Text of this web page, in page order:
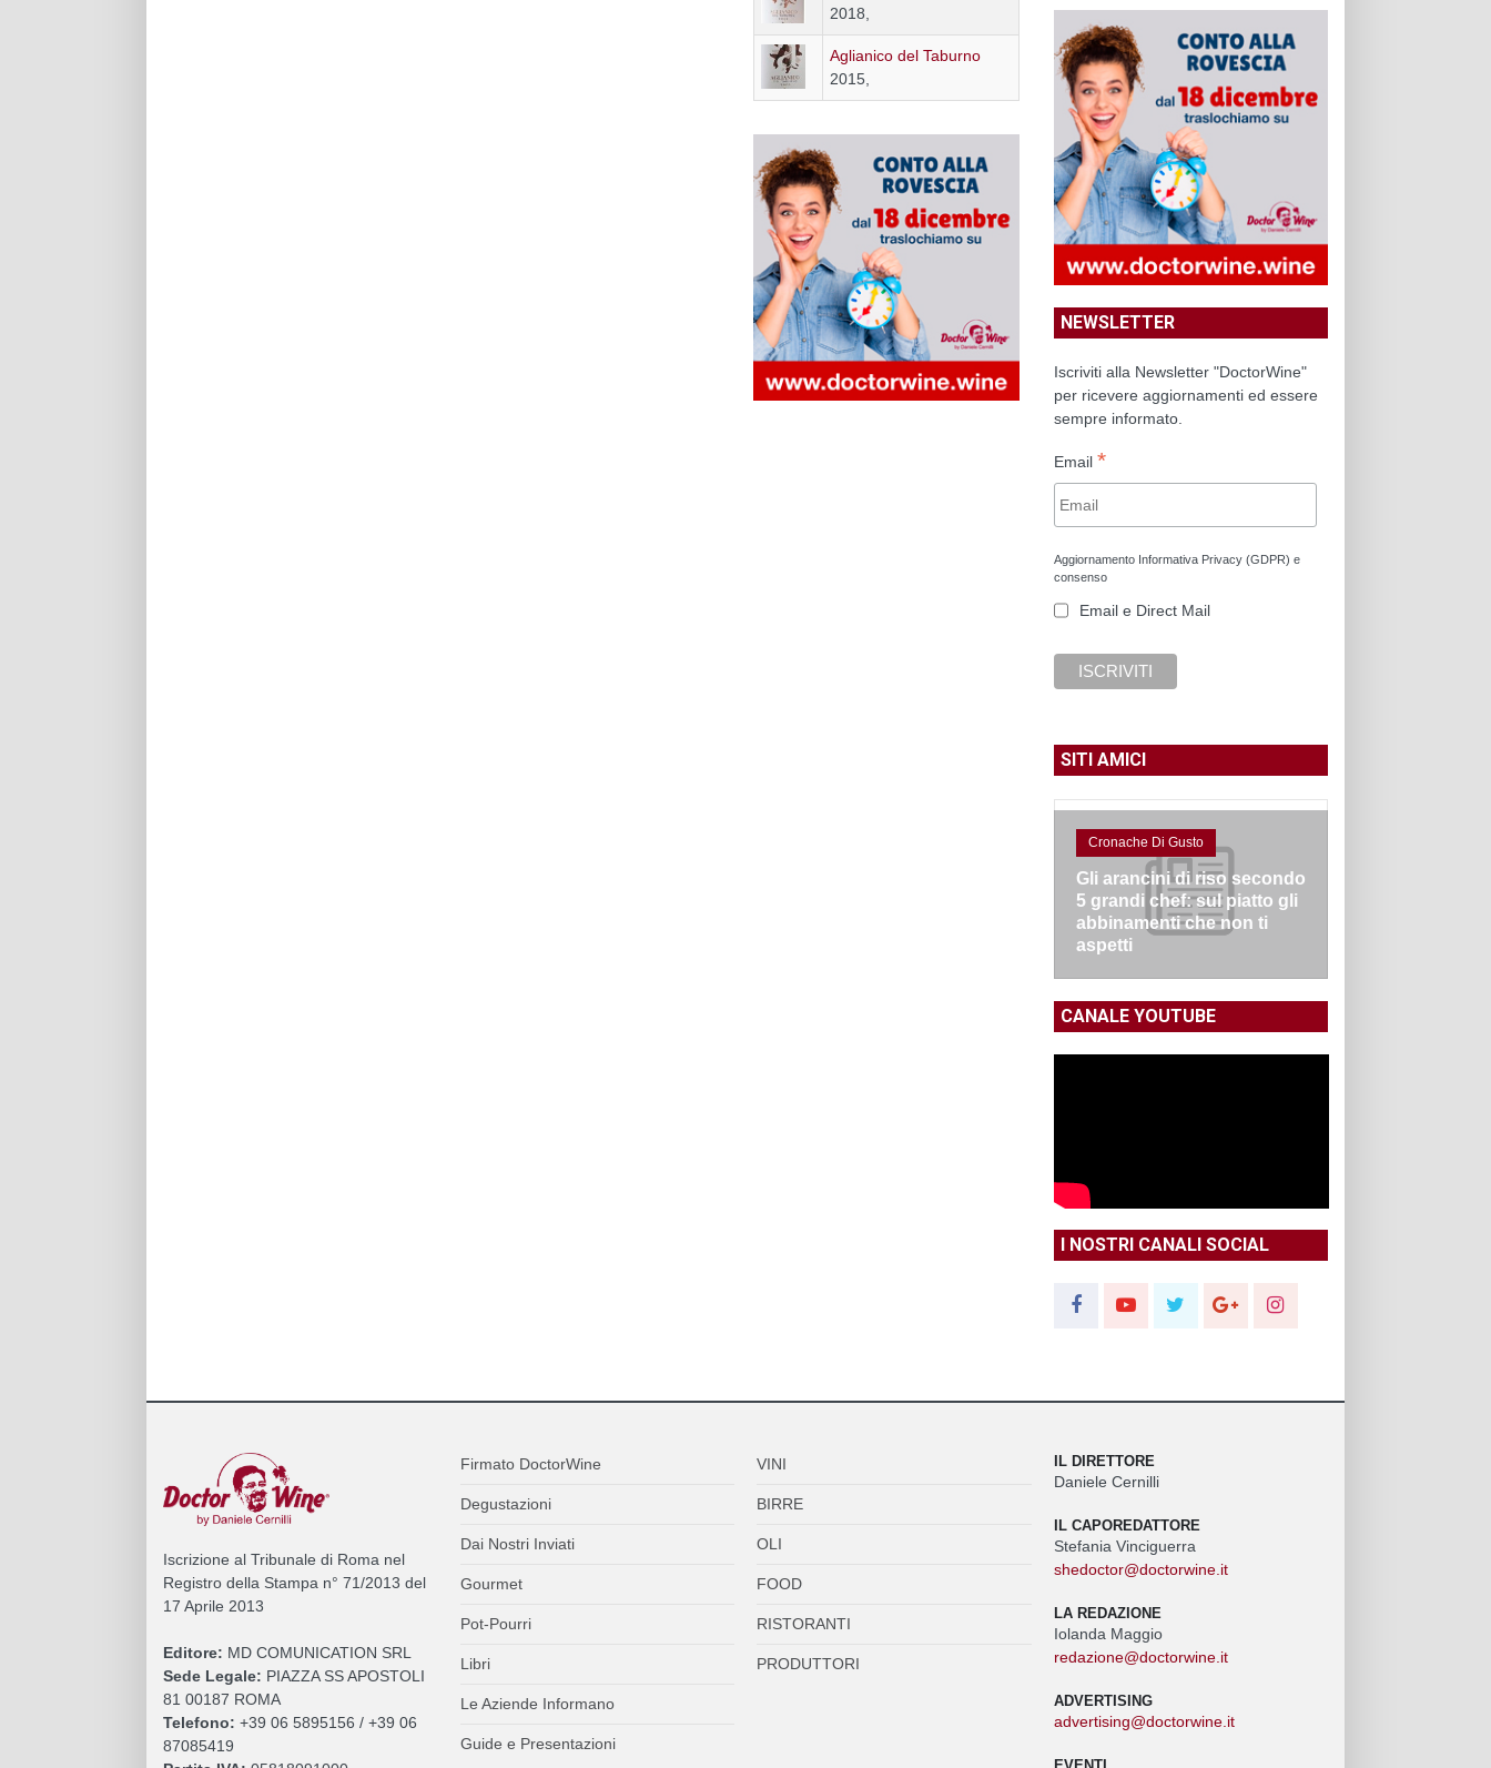
2018,
Aglianico del Taburno
2015,
NEWSLETTER
Iscriviti alla Newsletter "DoctorWine"
per ricevere aggiornamenti ed essere
sempre informato.
Email *
Aggiornamento Informativa Privacy (GDPR) e
consenso
Email e Direct Mail
SITI AMICI
Cronache Di Gusto
Gli arancini di riso secondo
5 grandi chef: sul piatto gli
abbinamenti che non ti
aspetti
CANALE YOUTUBE
I NOSTRI CANALI SOCIAL
Iscrizione al Tribunale di Roma nel
Registro della Stampa n° 71/2013 del
17 Aprile 2013
Editore: MD COMUNICATION SRL
Sede Legale: PIAZZA SS APOSTOLI
81 00187 ROMA
Telefono: +39 06 5895156 / +39 06
87085419
Firmato DoctorWine
Degustazioni
Dai Nostri Inviati
Gourmet
Pot-Pourri
Libri
Le Aziende Informano
Guide e Presentazioni
VINI
BIRRE
OLI
FOOD
RISTORANTI
PRODUTTORI
IL DIRETTORE
Daniele Cernilli
IL CAPOREDATTORE
Stefania Vinciguerra
shedoctor@doctorwine.it
LA REDAZIONE
Iolanda Maggio
redazione@doctorwine.it
ADVERTISING
advertising@doctorwine.it